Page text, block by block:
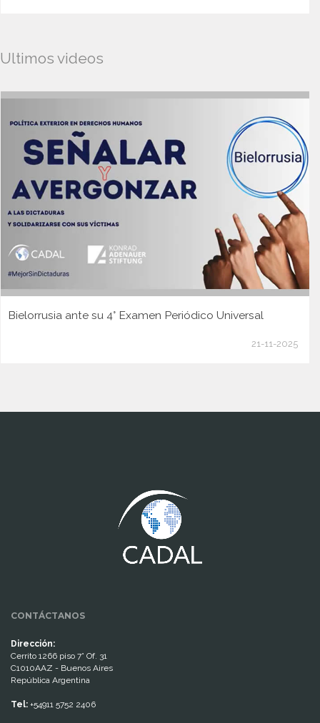
Ultimos videos
Bielorrusia ante su 4° Examen Periódico Universal
21-11-2025
CONTÁCTANOS
Dirección:
Cerrito 1266 piso 7° Of. 31
C1010AAZ - Buenos Aires
República Argentina
Tel: +54911 5752 2406